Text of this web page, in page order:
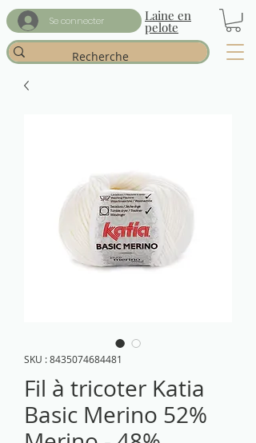
Se connecter Laine en
pelote
SKU : 8435074684481
Fil à tricoter Katia
Basic Merino 52%